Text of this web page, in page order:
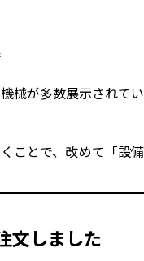
械が多数展示されてい
ことで、改めて「設備
文しました